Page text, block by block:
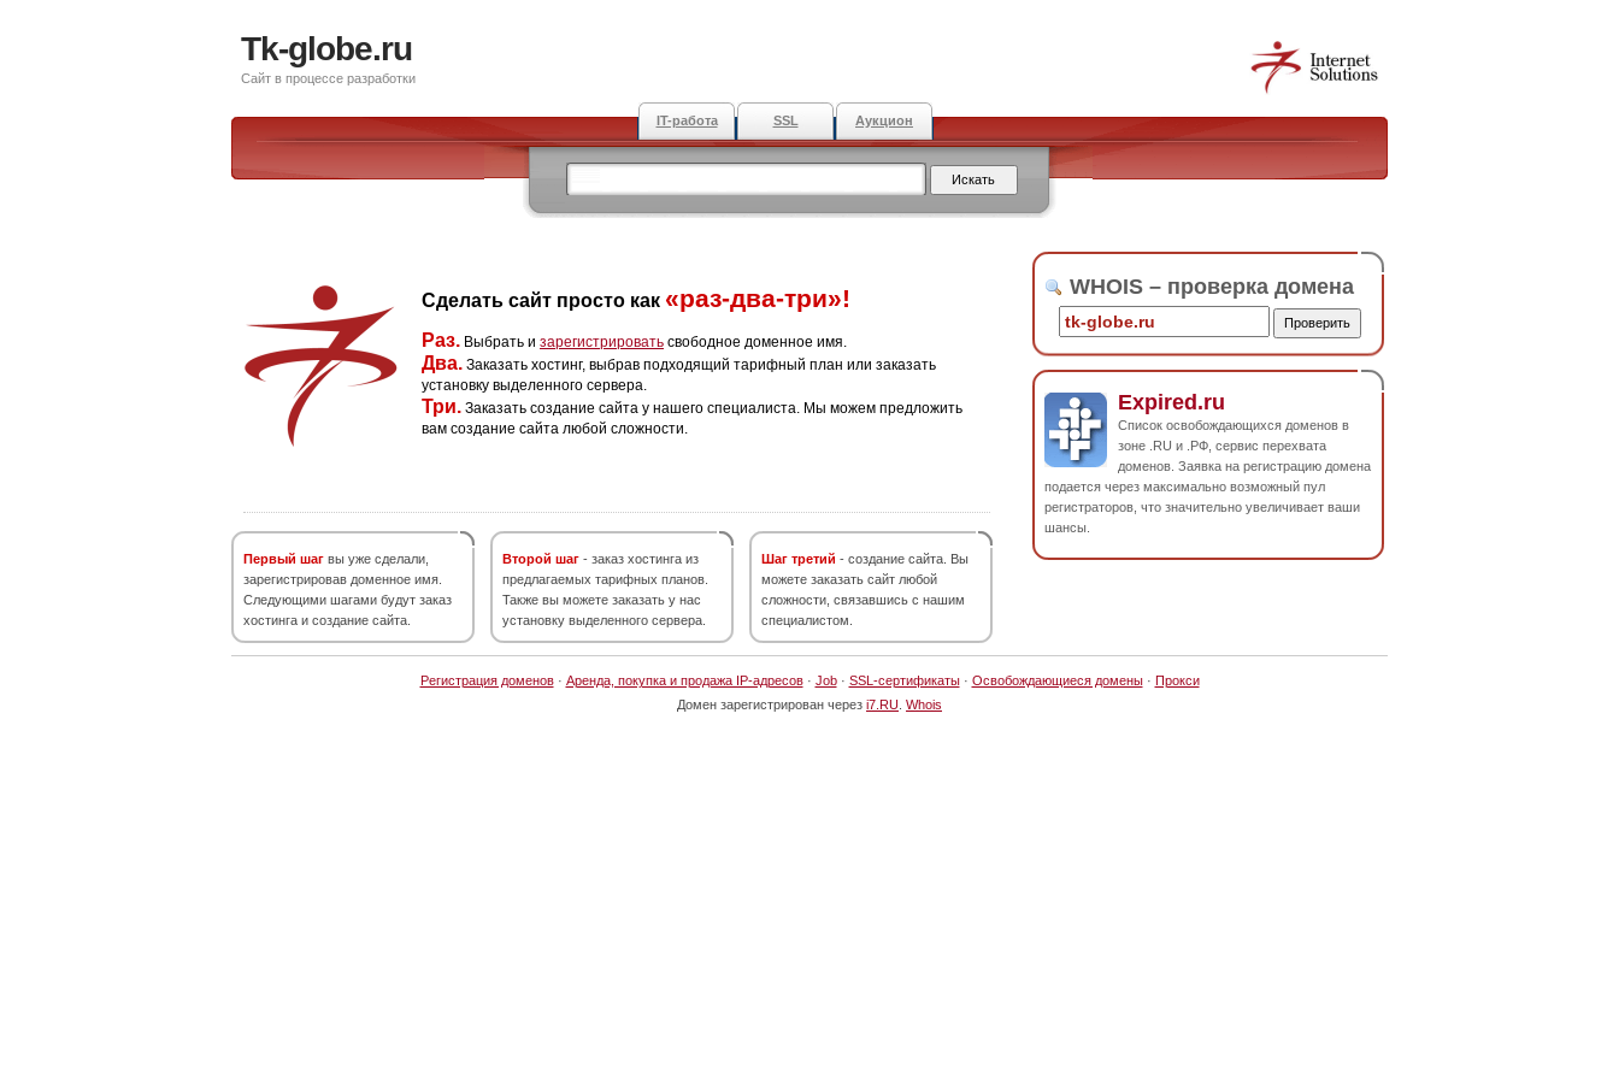
Tk-globe.ru
Сайт в процессе разработки
IT-работа SSL Аукцион
Сделать сайт просто как «раз-два-три»!
Раз. Выбрать и зарегистрировать свободное доменное имя.
Два. Заказать хостинг, выбрав подходящий тарифный план или заказать
установку выделенного сервера.
Три. Заказать создание сайта у нашего специалиста. Мы можем предложить
вам создание сайта любой сложности.
Первый шаг вы уже сделали,
зарегистрировав доменное имя.
Следующими шагами будут заказ
хостинга и создание сайта.
Второй шаг - заказ хостинга из
предлагаемых тарифных планов.
Также вы можете заказать у нас
установку выделенного сервера.
Шаг третий - создание сайта. Вы
можете заказать сайт любой
сложности, связавшись с нашим
специалистом.
WHOIS – проверка домена
Expired.ru
Список освобождающихся доменов в
зоне .RU и .РФ, сервис перехвата
доменов. Заявка на регистрацию домена
подается через максимально возможный пул
регистраторов, что значительно увеличивает ваши
шансы.
Регистрация доменов· Аренда, покупка и продажа IP-адресов· Job· SSL-сертификаты· Освобождающиеся домены· Прокси
Домен зарегистрирован через i7.RU Whois